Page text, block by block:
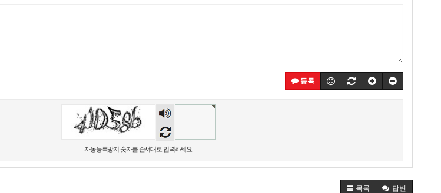
등록
숫자
음성
듣기
자동등록방지 숫자를 순서대로 입력하세요.
목록 답변